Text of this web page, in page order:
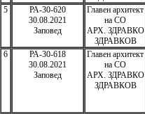
5
РА-30-620
30.08.2021
Заповед
Главен архитект
на СО
АРХ. ЗДРАВКО
ЗДРАВКОВ
6
РА-30-618
30.08.2021
Заповед
Главен архитект
на СО
АРХ. ЗДРАВКО
ЗДРАВКОВ